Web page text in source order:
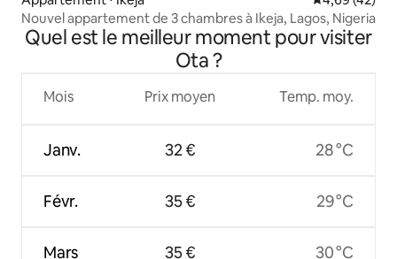
Nouvel appartement de 3 chambres à Ikeja, Lagos, Nigeria
Quel est le meilleur moment pour visiter
Ota ?
Mois
Janv.
Févr.
Mars
Prix moyen
32 €
35 €
35 €
Temp. moy.
28 °C
29 °C
30 °C